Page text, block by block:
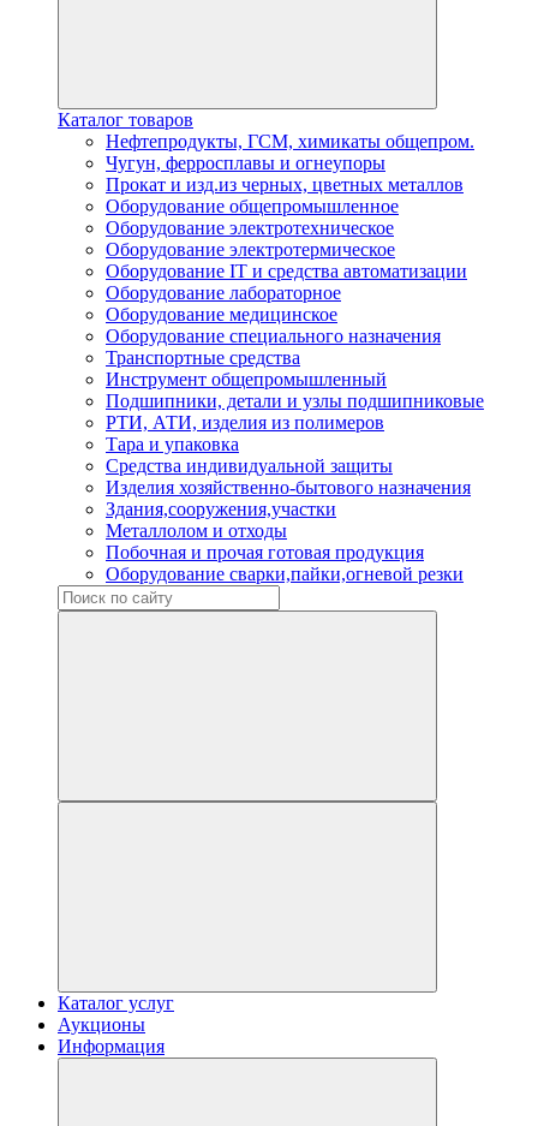
Каталог товаров
Нефтепродукты, ГСМ, химикаты общепром.
Чугун, ферросплавы и огнеупоры
Прокат и изд.из черных, цветных металлов
Оборудование общепромышленное
Оборудование электротехническое
Оборудование электротермическое
Оборудование IT и средства автоматизации
Оборудование лабораторное
Оборудование медицинское
Оборудование специального назначения
Транспортные средства
Инструмент общепромышленный
Подшипники, детали и узлы подшипниковые
РТИ, АТИ, изделия из полимеров
Тара и упаковка
Средства индивидуальной защиты
Изделия хозяйственно-бытового назначения
Здания,сооружения,участки
Металлолом и отходы
Побочная и прочая готовая продукция
Оборудование сварки,пайки,огневой резки
Каталог услуг
Аукционы
Информация